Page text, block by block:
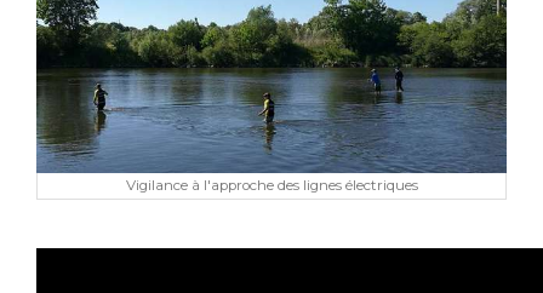
Vigilance à l'approche des lignes électriques